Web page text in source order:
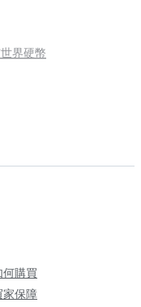
界硬幣
何購買
家保障